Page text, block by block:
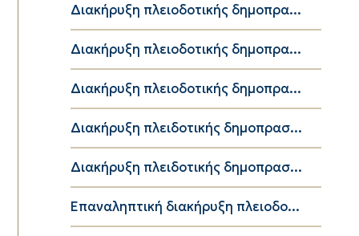
Διακήρυξη πλειοδοτικής δημοπρα...
Διακήρυξη πλειοδοτικής δημοπρα...
Διακήρυξη πλειοδοτικής δημοπρα...
Διακήρυξη πλειδοτικής δημοπρασ...
Διακήρυξη πλειδοτικής δημοπρασ...
Επαναληπτική διακήρυξη πλειοδο...